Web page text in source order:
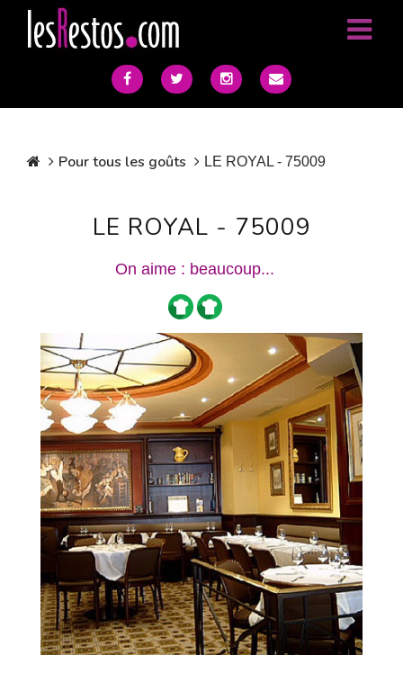
Pour tous les goûts LE ROYAL - 75009
LE ROYAL - 75009
On aime : beaucoup...